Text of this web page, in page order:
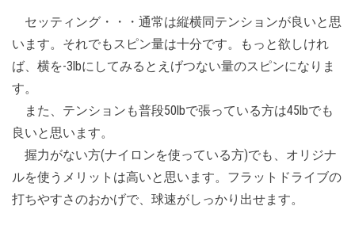
セッティング・・・通常は縦横同テンションが良いと思
います。それでもスピン量は十分です。もっと欲しけれ
ば、横を-3lbにしてみるとえげつない量のスピンになりま
す。
また、テンションも普段50lbで張っている方は45lbでも
良いと思います。
握力がない方(ナイロンを使っている方)でも、オリジナ
ルを使うメリットは高いと思います。フラットドライブの
打ちやすさのおかげで、球速がしっかり出せます。